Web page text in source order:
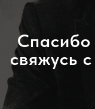
свяжусь